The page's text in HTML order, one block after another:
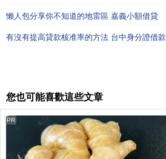
懶人包分享你不知道的地雷區 嘉義小額借貸
有沒有提高貸款核准率的方法 台中身分證借款
您也可能喜歡這些文章
PR